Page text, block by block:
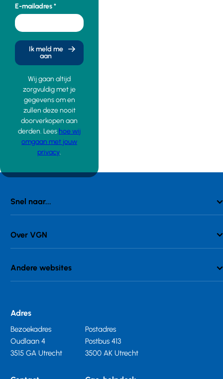
E-mailadres
Ik meld me
aan
Wij gaan altijd
zorgvuldig met je
gegevens om en
zullen deze nooit
doorverkopen aan
derden. Lees hoe wij
omgaan met jouw
privacy.
Snel naar...
Over VGN
Andere websites
Adres
Bezoekadres
Oudlaan 4
3515 GA Utrecht
Postadres
Postbus 413
3500 AK Utrecht